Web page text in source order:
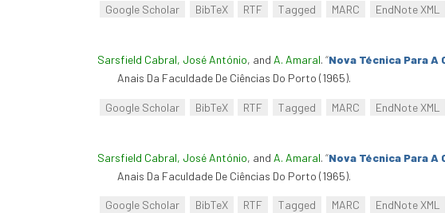
Google Scholar BibTeX RTF Tagged MARC EndNote XML
Sarsfield Cabral, José António, and A. Amaral. “Nova Técnica Para
Anais Da Faculdade De Ciências Do Porto (1965).
Google Scholar BibTeX RTF Tagged MARC EndNote XML
Sarsfield Cabral, José António, and A. Amaral. “Nova Técnica Para
Anais Da Faculdade De Ciências Do Porto (1965).
Google Scholar BibTeX RTF Tagged MARC EndNote XML